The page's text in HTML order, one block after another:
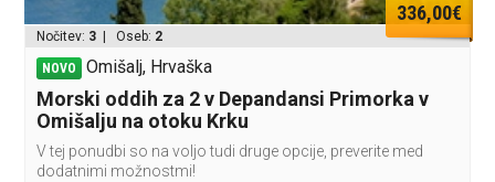
336,00€
Nočitev: 3 | Oseb: 2
NOVO Omišalj, Hrvaška
Morski oddih za 2 v Depandansi Primorka v
Omišalju na otoku Krku
V tej ponudbi so na voljo tudi druge opcije, preverite med
dodatnimi možnostmi!